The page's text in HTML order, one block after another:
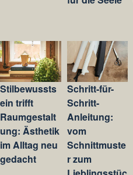
Stilbewussts
ein trifft
Raumgestalt
ung: Ästhetik
im Alltag neu
gedacht
Schritt-für-
Schritt-
Anleitung:
vom
Schnittmuste
r zum